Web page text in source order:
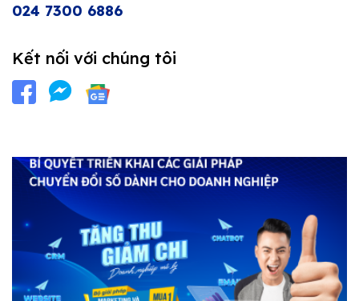
024 7300 6886
Kết nối với chúng tôi